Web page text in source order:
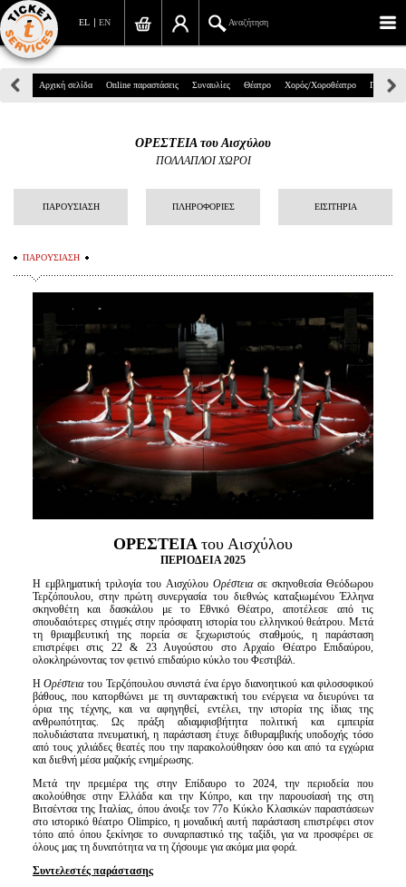
EN
EL Αναζήτηση
Πανεπιστημίου 39, Αθήνα
info@ticketservices.gr
Αναζήτηση
Σύνδεση/Εγγραφή
Προσωπικά Δεδομένα
Πληροφορίες
Είσοδος διαχειριστή
Αρχική σελίδα Online παραστάσεις Συναυλίες Θέατρο Χορός/Χοροθέατρο Παιδικά
ΟΡΕΣΤΕΙΑ του Αισχύλου
ΠΟΛΛΑΠΛΟΙ ΧΩΡΟΙ
ΠΑΡΟΥΣΙΑΣΗ ΠΛΗΡΟΦΟΡΙΕΣ ΕΙΣΙΤΗΡΙΑ
ΠΑΡΟΥΣΙΑΣΗ
ΟΡΕΣΤΕΙΑ του Αισχύλου
ΠΕΡΙΟΔΕΙΑ 2025
Η εμβληματική τριλογία του Αισχύλου Ορέστειασε σκηνοθεσία Θεόδωρου
Τερζόπουλου, στην πρώτη συνεργασία του διεθνώς καταξιωμένου Έλληνα
σκηνοθέτη και δασκάλου με το Εθνικό Θέατρο, αποτέλεσε από τις
σπουδαιότερες στιγμές στην πρόσφατη ιστορία του ελληνικού θεάτρου. Μετά
τη θριαμβευτική της πορεία σε ξεχωριστούς σταθμούς, η παράσταση
επιστρέφει στις 22 & 23 Αυγούστου στο Αρχαίο Θέατρο Επιδαύρου,
ολοκληρώνοντας τον φετινό επιδαύριο κύκλο του Φεστιβάλ.
ΗΟρέστειατου Τερζόπουλου συνιστά ένα έργο διανοητικού και φιλοσοφικού
βάθους, που κατορθώνει με τη συνταρακτική του ενέργεια να διευρύνει τα
όρια της τέχνης, και να αφηγηθεί, εντέλει, την ιστορία της ίδιας της
ανθρωπότητας. Ως πράξη αδιαμφισβήτητα πολιτική και εμπειρία
πολυδιάστατα πνευματική, η παράσταση έτυχε διθυραμβικής υποδοχής τόσο
από τους χιλιάδες θεατές που την παρακολούθησαν όσο και από τα εγχώρια
και διεθνή μέσα μαζικής ενημέρωσης.
Μετά την πρεμιέρα της στην Επίδαυρο το 2024, την περιοδεία που
ακολούθησε στην Ελλάδα και την Κύπρο, και την παρουσίασή της στη
Βιτσέντσα της Ιταλίας, όπου άνοιξε τον 77ο Κύκλο Κλασικών παραστάσεων
στο ιστορικό θέατρο Olimpico, η μοναδική αυτή παράσταση επιστρέφει στον
τόπο από όπου ξεκίνησε το συναρπαστικό της ταξίδι, για να προσφέρει σε
όλους μας τη δυνατότητα να τη ζήσουμε για ακόμα μια φορά.
Συντελεστές παράστασης